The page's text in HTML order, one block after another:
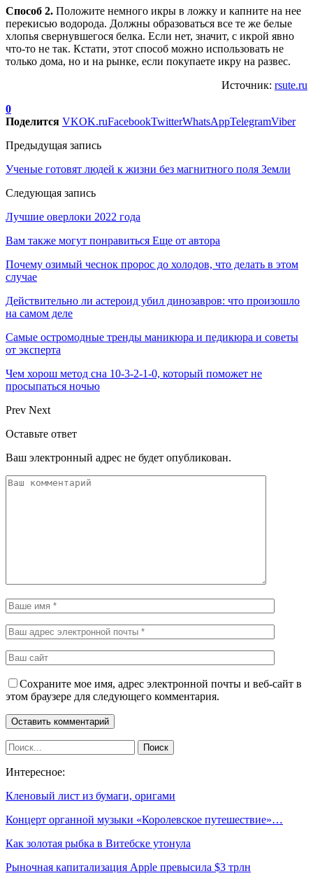
Способ 2. Положите немного икры в ложку и капните на нее
перекисью водорода. Должны образоваться все те же белые
хлопья свернувшегося белка. Если нет, значит, с икрой явно
что-то не так. Кстати, этот способ можно использовать не
только дома, но и на рынке, если покупаете икру на развес.
Источник: rsute.ru
0
Поделится VKOK.ruFacebookTwitterWhatsAppTelegramViber
Предыдущая запись
Ученые готовят людей к жизни без магнитного поля Земли
Следующая запись
Лучшие оверлоки 2022 года
Вам также могут понравиться Еще от автора
Почему озимый чеснок пророс до холодов, что делать в этом
случае
Действительно ли астероид убил динозавров: что произошло
на самом деле
Самые остромодные тренды маникюра и педикюра и советы
от эксперта
Чем хорош метод сна 10-3-2-1-0, который поможет не
просыпаться ночью
Prev Next
Оставьте ответ
Ваш электронный адрес не будет опубликован.
Сохраните мое имя, адрес электронной почты и веб-сайт в
этом браузере для следующего комментария.
Интересное:
Кленовый лист из бумаги, оригами
Концерт органной музыки «Королевское путешествие»…
Как золотая рыбка в Витебске утонула
Рыночная капитализация Apple превысила $3 трлн